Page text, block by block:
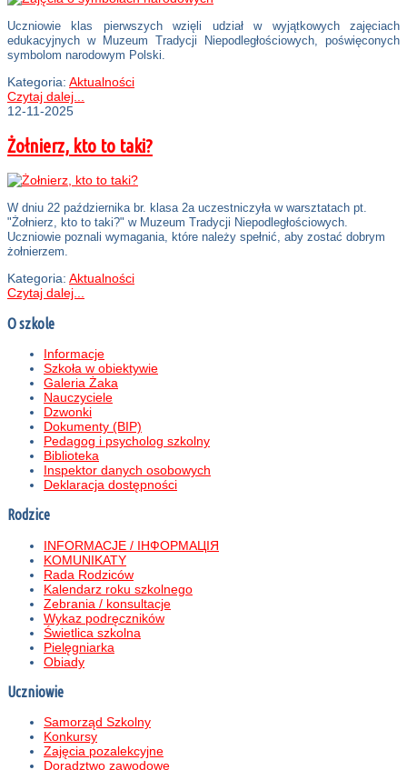
Uczniowie klas pierwszych wzięli udział w wyjątkowych zajęciach
edukacyjnych w Muzeum Tradycji Niepodległościowych, poświęconych
symbolom narodowym Polski.
Kategoria: Aktualności
Czytaj dalej...
12-11-2025
Żołnierz, kto to taki?
W dniu 22 października br. klasa 2a uczestniczyła w warsztatach pt.
"Żołnierz, kto to taki?" w Muzeum Tradycji Niepodległościowych.
Uczniowie poznali wymagania, które należy spełnić, aby zostać dobrym
żołnierzem.
Kategoria: Aktualności
Czytaj dalej...
O szkole
Informacje
Szkoła w obiektywie
Galeria Żaka
Nauczyciele
Dzwonki
Dokumenty (BIP)
Pedagog i psycholog szkolny
Biblioteka
Inspektor danych osobowych
Deklaracja dostępności
Rodzice
INFORMACJE / ІНФОРМАЦІЯ
KOMUNIKATY
Rada Rodziców
Kalendarz roku szkolnego
Zebrania / konsultacje
Wykaz podręczników
Świetlica szkolna
Pielęgniarka
Obiady
Uczniowie
Samorząd Szkolny
Konkursy
Zajęcia pozalekcyjne
Doradztwo zawodowe